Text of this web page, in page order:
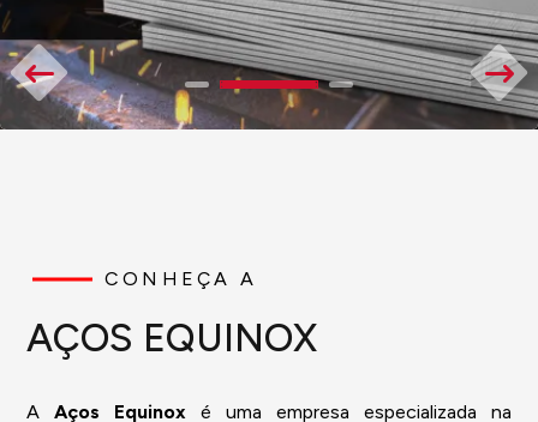
CONHEÇA A
AÇOS EQUINOX
A Aços Equinox é uma empresa especializada na